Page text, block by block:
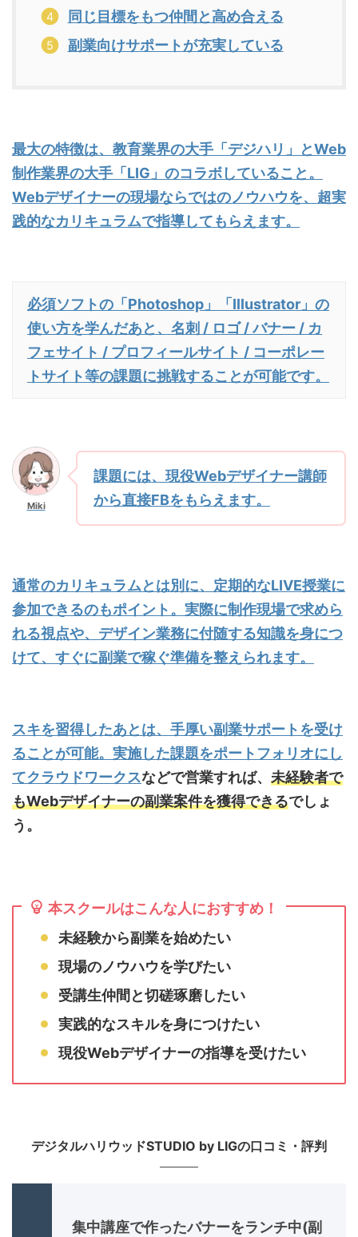
同じ目標をもつ仲間と高め合える
副業向けサポートが充実している
最大の特徴は、教育業界の大手 「デジハリ」
とWeb
制作業界の大手 「LIG」 のコラボしていること。
Webデザイナーの現場ならではのノウハウを、超実
践的なカリキュラムで指導してもらえます。
必須ソフトの「Photoshop」「Illustrator」の
使い方を学んだあと、名刺 / ロゴ / バナー / カ
フェサイト / プロフィールサイト / コーポレー
トサイト等の課題に挑戦することが可能です。
Miki
課題には、現役Webデザイナー講師
から直接FBをもらえます。
通常のカリキュラムとは別に、定期的なLIVE授業に
参加できるのもポイント。実際に制作現場で求めら
れる視点や、デザイン業務に付随する知識を身につ
けて、すぐに副業で稼ぐ準備を整えられます。
スキを習得したあとは、手厚い副業サポートを受け
ることが可能。実施した課題をポートフォリオにし
てクラウドワークスなどで営業すれば、 未経験者で
もWebデザイナーの副業案件を獲得できるでしょ
う。
本スクールはこんな人におすすめ！
未経験から副業を始めたい
現場のノウハウを学びたい
受講生仲間と切磋琢磨したい
実践的なスキルを身につけたい
現役Webデザイナーの指導を受けたい
デジタルハリウッドSTUDIO by LIGの口コミ・評判
集中講座で作ったバナーをランチ中(副